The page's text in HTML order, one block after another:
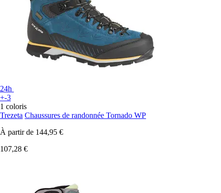
24h
+-3
1 coloris
Trezeta Chaussures de randonnée Tornado WP
À partir de 144,95 €
107,28 €